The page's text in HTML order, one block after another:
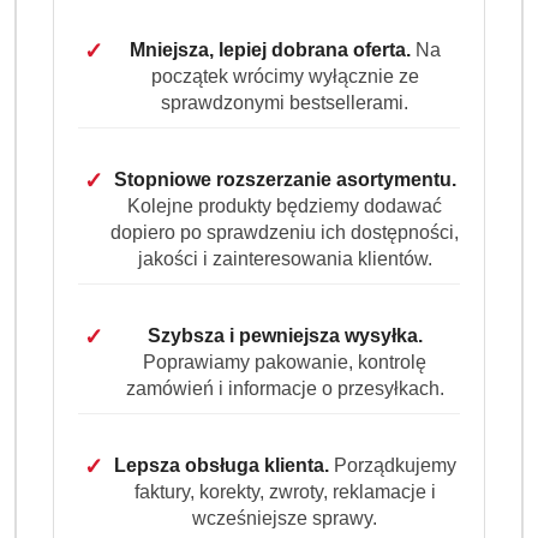
Do koszyka
ciągu:
3 dni
Cena przesyłki: 9.99
Ariel Extra Kapsułki do Prania ultra
✓ Mniejsza, lepiej dobrana oferta.Na
początek wrócimy wyłącznie ze
sprawdzonymi bestsellerami.
✓
Stopniowe rozszerzanie asortymentu.
Kolejne produkty będziemy dodawać
dopiero po sprawdzeniu ich dostępności,
jakości i zainteresowania klientów.
✓
Szybsza i pewniejsza wysyłka.
Poprawiamy pakowanie, kontrolę
zamówień i informacje o przesyłkach.
✓ Lepsza obsługa klienta.Porządkujemy
faktury, korekty, zwroty, reklamacje i
wcześniejsze sprawy.